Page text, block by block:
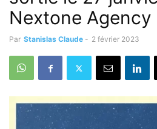
Nextone Agency
Par Stanislas Claude - 2 février 2023